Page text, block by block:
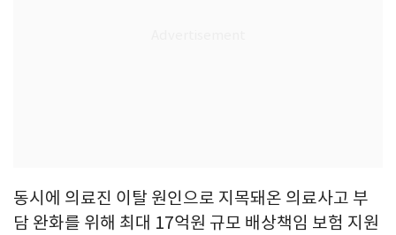
동시에 의료진 이탈 원인으로 지목돼온 의료사고 부
담 완화를 위해 최대 17억원 규모 배상책임 보험 지원